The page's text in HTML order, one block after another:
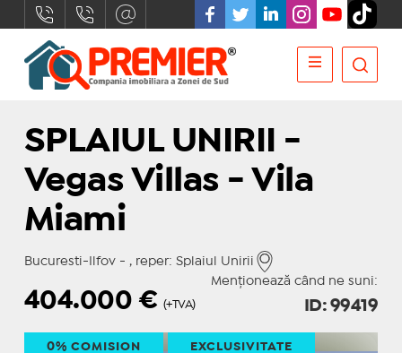
SPLAIUL UNIRII -
Vegas Villas - Vila
Miami
Bucuresti-Ilfov - , reper: Splaiul Unirii
Menționează când ne suni:
404.000 € (+TVA) ID: 99419
0% COMISION EXCLUSIVITATE